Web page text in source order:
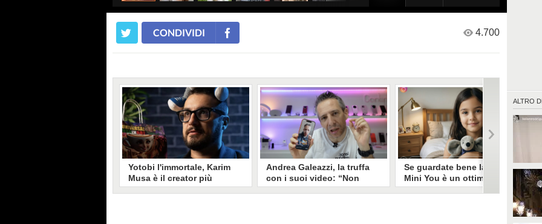
ALTRO DI
CONDIVIDI 4.700
Yotobi l'immortale, Karim
Musa è il creator più
longevo in Italia: il suo
Andrea Galeazzi, la truffa
con i suoi video: “Non
sono io quello. Mi hanno
Se guardate bene la foto
Mini You è un ottimo modo
per regalare i dati
Il nuovo trend su Instagram, Mini